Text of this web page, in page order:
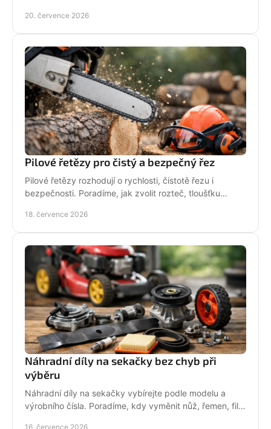
20. července 2026
Pilové řetězy pro čistý a bezpečný řez
Pilové řetězy rozhodují o rychlosti, čistotě řezu i
bezpečnosti. Poradíme, jak zvolit rozteč, tloušťku
18. července 2026
Náhradní díly na sekačky bez chyb při
výběru
Náhradní díly na sekačky vybírejte podle modelu a
výrobního čísla. Poradíme, kdy vyměnit nůž, řemen, filtr
16. července 2026